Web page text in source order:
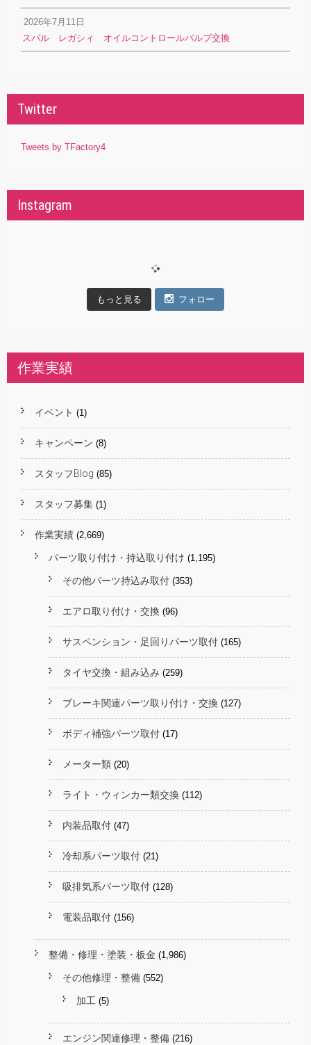
2026年7月11日
スバル レガシィ オイルコントロールバルブ交換
Twitter
Tweets by TFactory4
Instagram
もっと見る フォロー
作業実績
イベント (1)
キャンペーン (8)
スタッフBlog (85)
スタッフ募集 (1)
作業実績 (2,669)
パーツ取り付け・持込取り付け (1,195)
その他パーツ持込み取付 (353)
エアロ取り付け・交換 (96)
サスペンション・足回りパーツ取付 (165)
タイヤ交換・組み込み (259)
ブレーキ関連パーツ取り付け・交換 (127)
ボディ補強パーツ取付 (17)
メーター類 (20)
ライト・ウィンカー類交換 (112)
内装品取付 (47)
冷却系パーツ取付 (21)
吸排気系パーツ取付 (128)
電装品取付 (156)
整備・修理・塗装・板金 (1,986)
その他修理・整備 (552)
加工 (5)
エンジン関連修理・整備 (216)